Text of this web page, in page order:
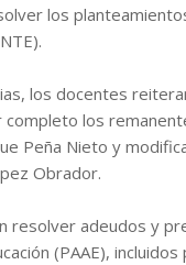
los
los docentes
los
Peña Nieto y
Obrador.
resolver adeudos y
(PAAE),